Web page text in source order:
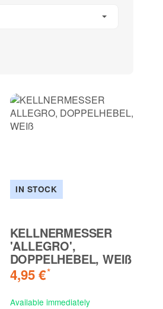
IN STOCK
KELLNERMESSER
'ALLEGRO',
DOPPELHEBEL, WEIß
4,95 €*
Available immediately